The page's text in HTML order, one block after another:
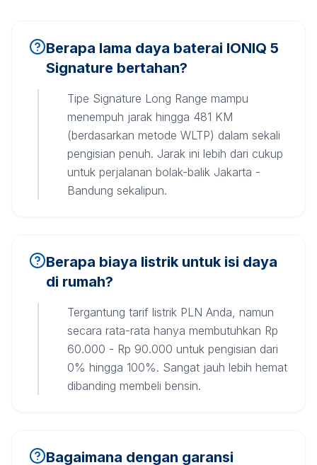
Berapa lama daya baterai IONIQ 5
Signature bertahan?
Tipe Signature Long Range mampu
menempuh jarak hingga 481 KM
(berdasarkan metode WLTP) dalam sekali
pengisian penuh. Jarak ini lebih dari cukup
untuk perjalanan bolak-balik Jakarta -
Bandung sekalipun.
Berapa biaya listrik untuk isi daya
di rumah?
Tergantung tarif listrik PLN Anda, namun
secara rata-rata hanya membutuhkan Rp
60.000 - Rp 90.000 untuk pengisian dari
0% hingga 100%. Sangat jauh lebih hemat
dibanding membeli bensin.
Bagaimana dengan garansi